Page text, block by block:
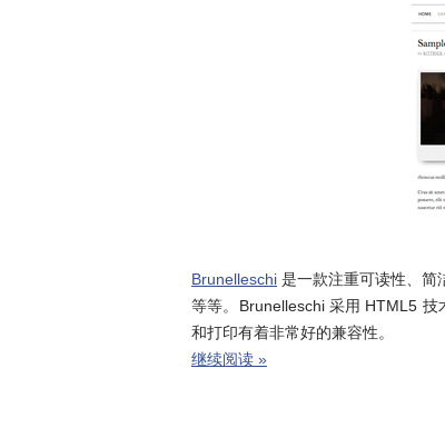
Brunelleschi 是一款注重可读性、简
等等。Brunelleschi 采用 HTML5
和打印有着非常好的兼容性。
继续阅读 »